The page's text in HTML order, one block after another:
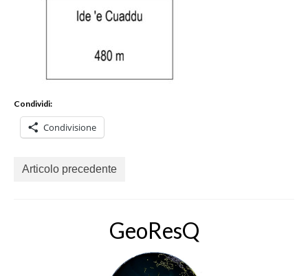
Condividi:
Condivisione
Articolo precedente
GeoResQ